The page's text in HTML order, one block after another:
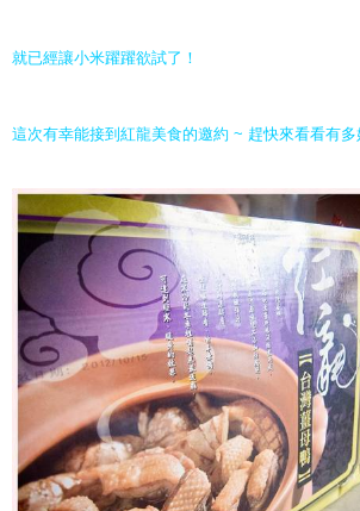
就已經讓小米躍躍欲試了！
這次有幸能接到紅龍美食的邀約 ~ 趕快來看看有多